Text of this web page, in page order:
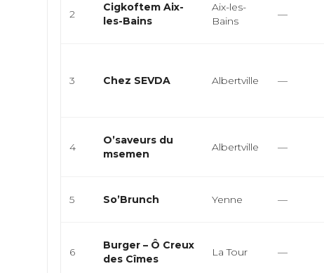
2
Cigkoftem Aix-
les-Bains
Aix-les-
Bains
—
3 Chez SEVDA Albertville —
4
O’saveurs du
msemen
Albertville —
5 So’Brunch Yenne —
6
Burger – Ô Creux
des Cîmes
La Tour —